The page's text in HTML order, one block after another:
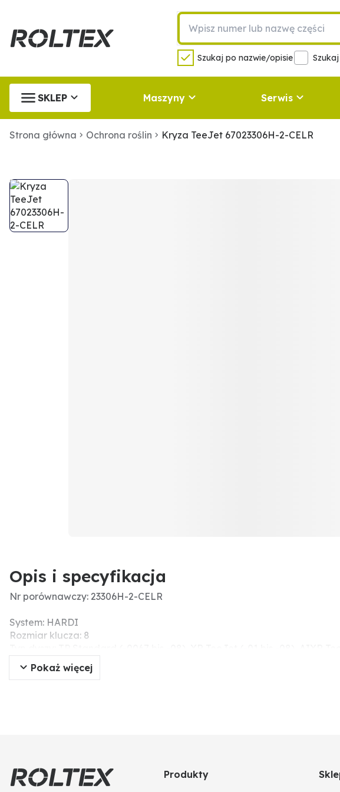
Szukaj po nazwie/opisie
SKLEP Maszyny Serwis
Strona główna Ochrona roślin Kryza TeeJet 67023306H-2-CELR
Opis i specyfikacja
Nr porównawczy: 23306H-2-CELR
System: HARDI
Rozmiar klucza: 8
Pokaż więcej
Produkty